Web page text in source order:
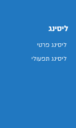
ליסינג
ליסינג פרטי
ליסינג תפעולי